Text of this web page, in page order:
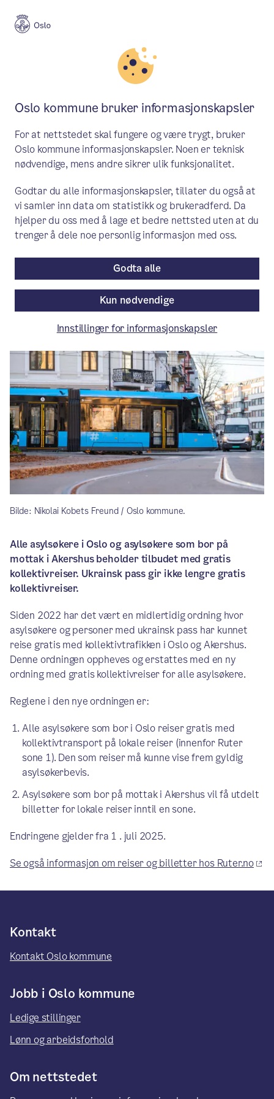
Ny ordning for gratis
kollektivreiser for asylsøkere
Reglene for gratis kollektivreiser for
asylsøkere og ukrainere endres fra og
med 1. juli 2025.
Av Byrådsavdeling for miljø og samferdsel
Artikkelen er mer enn ett år gammel.
Bilde: Nikolai Kobets Freund / Oslo kommune.
Alle asylsøkere i Oslo og asylsøkere som bor på
mottak i Akershus beholder tilbudet med gratis
kollektivreiser. Ukrainsk pass gir ikke lengre gratis
kollektivreiser.
Siden 2022 har det vært en midlertidig ordning hvor
asylsøkere og personer med ukrainsk pass har kunnet
reise gratis med kollektivtrafikken i Oslo og Akershus.
Denne ordningen oppheves og erstattes med en ny
ordning med gratis kollektivreiser for alle asylsøkere.
Reglene i den nye ordningen er:
Alle asylsøkere som bor i Oslo reiser gratis med
kollektivtransport på lokale reiser (innenfor Ruter
sone 1). Den som reiser må kunne vise frem gyldig
asylsøkerbevis.
Asylsøkere som bor på mottak i Akershus vil få utdelt
billetter for lokale reiser inntil en sone.
Endringene gjelder fra 1 . juli 2025.
Se også informasjon om reiser og billetter hos Ruter.no
Kontakt
Kontakt Oslo kommune
Jobb i Oslo kommune
Ledige stillinger
Lønn og arbeidsforhold
Om nettstedet
Oslo kommune bruker informasjonskapsler
For at nettstedet skal fungere og være trygt, bruker
Oslo kommune informasjonskapsler. Noen er teknisk
nødvendige, mens andre sikrer ulik funksjonalitet.
Godtar du alle informasjonskapsler, tillater du også at
vi samler inn data om statistikk og brukeradferd. Da
hjelper du oss med å lage et bedre nettsted uten at du
trenger å dele noe personlig informasjon med oss.
Kun nødvendige
Godta alle
Innstillinger for informasjonskapsler